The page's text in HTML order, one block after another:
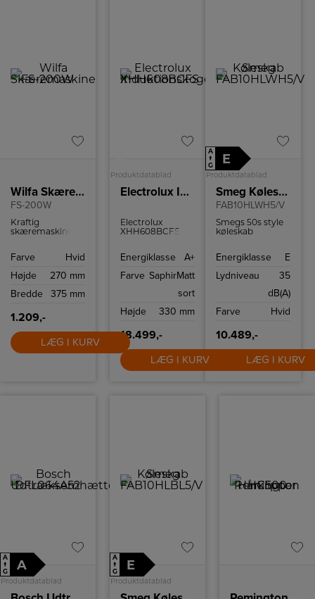
Wilfa Skæremaskine
FS-200W
Kraftig
skæremaskine
klippebredden
Farve
Hvid
Højde
270 mm
Bredde
375 mm
1.209,-
LÆG I KURV
Produktdatablad
Electrolux Induktionskogeplade XHH608BCFS
Electrolux
XHH608BCFS
induktionskogeplade
emhætte, præcis
varmekontrol og
zoner. Mat
automatisk
sugetilpasning
og let rengørlige
filtre giver
effektiv
Energiklasse
A+
Farve SaphirMatt
sort
Højde
330 mm
18.499,-
LÆG I KURV
A
↑
G
E
Produktdatablad
Smeg Køleskab
FAB10HLWH5/V
Smegs 50s style
køleskab
kølekapacitet og
teknologier som
og let afrimning.
venstrehængslet.
Energiklasse
E
Lydniveau
35
dB(A)
Farve
Hvid
10.489,-
LÆG I KURV
A
↑
G
A
Produktdatablad
A
↑
G
E
Produktdatablad